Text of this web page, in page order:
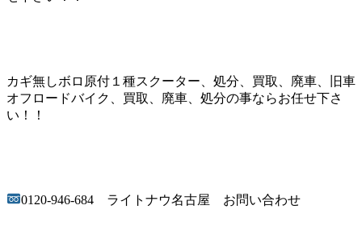
カギ無しボロ原付１種スクーター、処分、買取、廃車、旧車
オフロードバイク、買取、廃車、処分の事ならお任せ下さ
い！！
0120-946-684 ライトナウ名古屋 お問い合わせ